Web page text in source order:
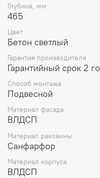
Глубина, мм
465
Цвет
Бетон светлый
Гарантия производителя
Гарантийный срок 2
Способ монтажа
Подвесной
Материал фасада
ВЛДСП
Материал раковины
Санфарфор
Материал корпуса
ВЛДСП